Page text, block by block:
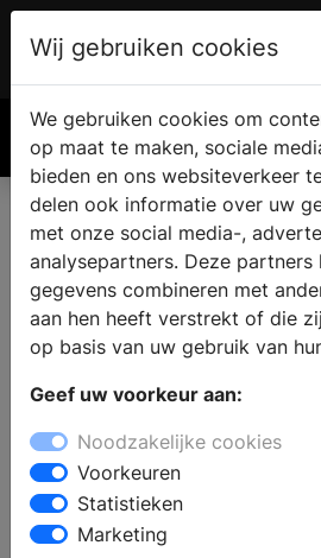
Vind een nieuwe
Dronten
keuken gaat verbouwen vindt u
informatie en inspiratie voor een
keukenstijl past bij u en uw
laatste keukentrends? Door
advies van een ervaren
complete keuken samenstellen
Wij gebruiken cookies
We gebruiken cookies om
op maat te maken, sociale
bieden en ons websiteverkeer
delen ook informatie over uw
met onze social media-,
analysepartners. Deze partners
gegevens combineren met
aan hen heeft verstrekt of die
op basis van uw gebruik van
Geef uw voorkeur aan:
Noodzakelijke cookies
Voorkeuren
Statistieken
Marketing